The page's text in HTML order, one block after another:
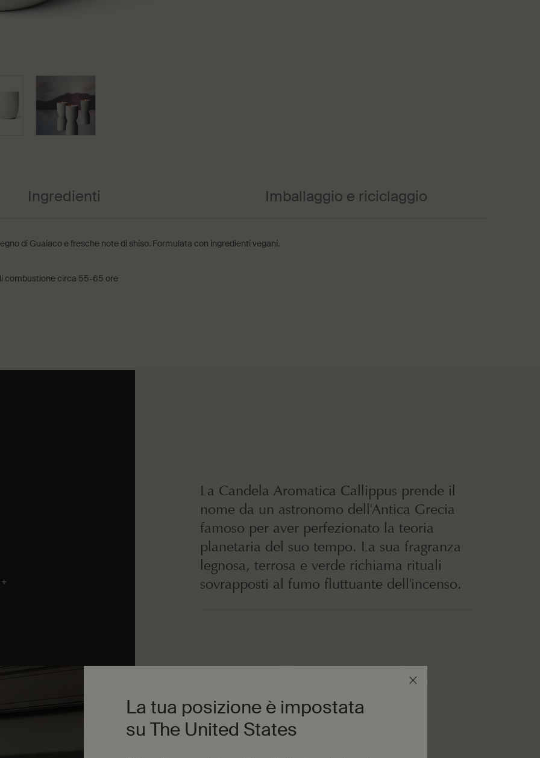
Ingredienti Imballaggio e riciclaggio
di Guaiaco e fresche note di shiso. Formulata con ingredienti vegani.
combustione circa 55-65 ore
La Candela Aromatica Callippus prende il
nome da un astronomo dell'Antica Grecia
famoso per aver perfezionato la teoria
planetaria del suo tempo. La sua fragranza
legnosa, terrosa e verde richiama rituali
sovrapposti al fumo fluttuante dell'incenso.
lunghezza massima di 5 mm, per aiutare a prevenire fumo e residui. Se
necessario, ricentrare lo stoppino con cura dopo aver spento la fiamma
La tua posizione è impostata
su The United States